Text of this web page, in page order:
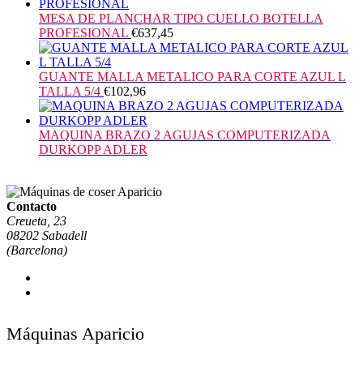
MESA DE PLANCHAR TIPO CUELLO BOTELLA
PROFESIONAL €637,45
GUANTE MALLA METALICO PARA CORTE AZUL L
TALLA 5/4 €102,96
MAQUINA BRAZO 2 AGUJAS COMPUTERIZADA
DURKOPP ADLER
Contacto
Creueta, 23
08202 Sabadell
(Barcelona)
Máquinas Aparicio